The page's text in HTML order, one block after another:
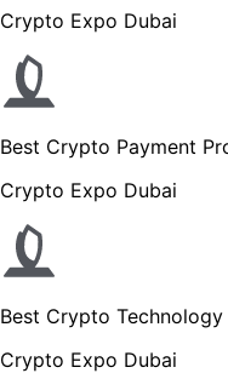
Crypto Expo Dubai
Best Crypto Payment
Crypto Expo Dubai
Best Crypto
Crypto Expo Dubai